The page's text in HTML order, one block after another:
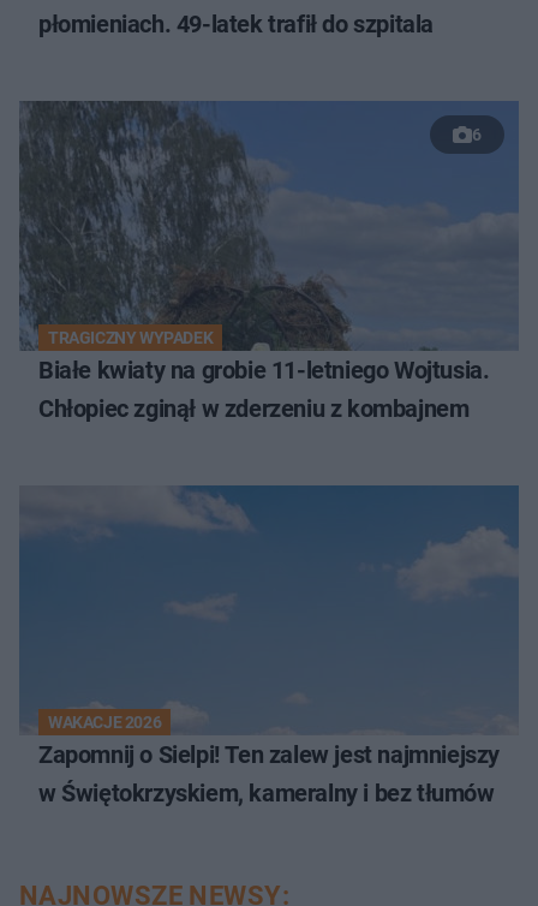
płomieniach. 49-latek trafił do szpitala
6
TRAGICZNY WYPADEK
Białe kwiaty na grobie 11-letniego Wojtusia.
Chłopiec zginął w zderzeniu z kombajnem
WAKACJE 2026
Zapomnij o Sielpi! Ten zalew jest najmniejszy
w Świętokrzyskiem, kameralny i bez tłumów
NAJNOWSZE NEWSY: